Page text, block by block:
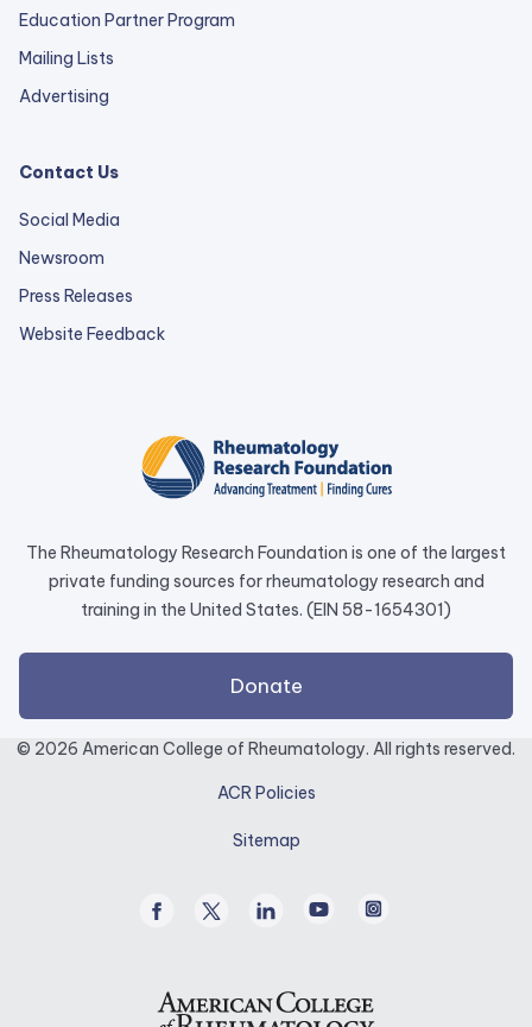
Education Partner Program
Mailing Lists
Advertising
Contact Us
Social Media
Newsroom
Press Releases
Website Feedbackexternal
a
new
tab.
The Rheumatology Research Foundation is one of the largest
private funding sources for rheumatology research and
training in the United States. (EIN 58-1654301)
Donateexternal
link
opens
a
© 2026 American College of Rheumatology. All rights reserved.
ACR Policies
Sitemap
FacebookTwitter
Linked
In
YoutubeInstagram